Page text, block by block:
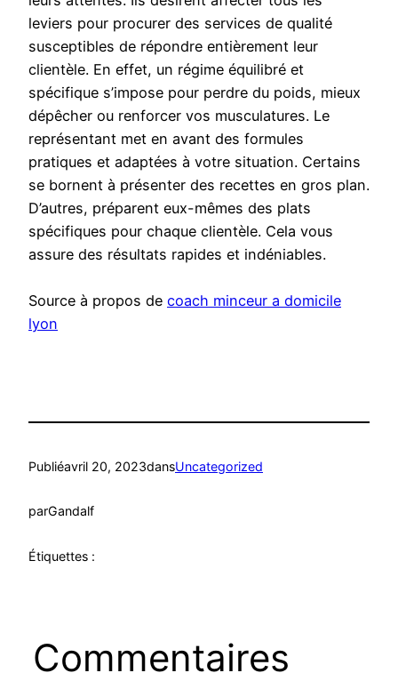
leviers pour procurer des services de qualité
susceptibles de répondre entièrement leur
clientèle. En effet, un régime équilibré et
spécifique s’impose pour perdre du poids, mieux
dépêcher ou renforcer vos musculatures. Le
représentant met en avant des formules
pratiques et adaptées à votre situation. Certains
se bornent à présenter des recettes en gros plan.
D’autres, préparent eux-mêmes des plats
spécifiques pour chaque clientèle. Cela vous
assure des résultats rapides et indéniables.
Source à propos de coach minceur a domicile
lyon
Publiéavril 20, 2023dansUncategorized
parGandalf
Étiquettes :
Commentaires